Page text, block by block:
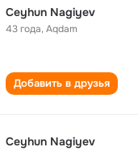
Ceyhun Nagiyev
43 года,Aqdam
Добавить в друзья
Ceyhun Nagiyev